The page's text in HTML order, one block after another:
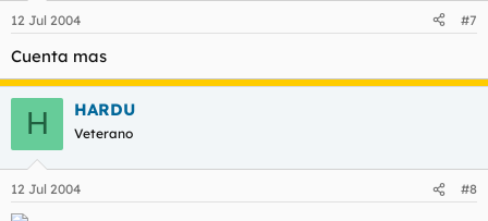
12 Jul 2004 #7
Cuenta mas
H HARDU
Veterano
12 Jul 2004 #8